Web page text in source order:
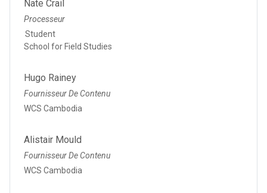
Nate Crail
Processeur
Student
School for Field Studies
Hugo Rainey
Fournisseur De Contenu
WCS Cambodia
Alistair Mould
Fournisseur De Contenu
WCS Cambodia